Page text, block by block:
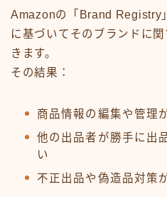
Amazonの「Brand Registry
に基づいてそのブランドに
きます。
その結果：
商品情報の編集や管理
他の出品者が勝手に出
い
不正出品や偽造品対策